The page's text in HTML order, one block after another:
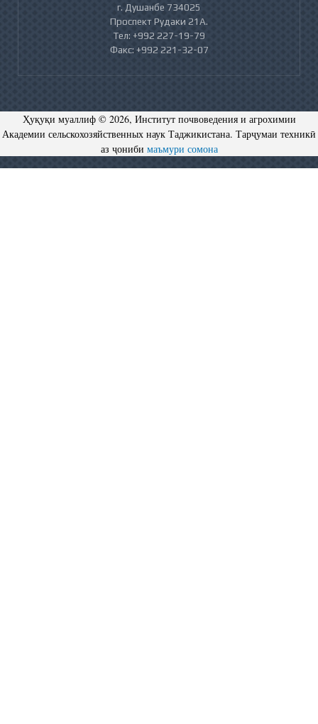
г. Душанбе 734025
Проспект Рудаки 21А.
Тел: +992 227-19-79
Факс: +992 221-32-07
Ҳуқуқи муаллиф © 2026, Институт почвоведения и агрохимии
Академии сельскохозяйственных наук Таджикистана. Тарҷумаи техникӣ
аз ҷониби маъмури сомона